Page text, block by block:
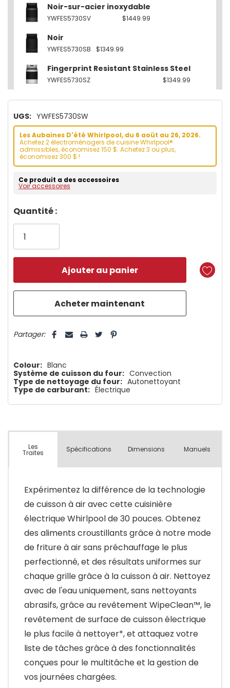
Noir-sur-acier inoxydable
YWFES5730SV $1449.99
Noir
YWFES5730SB $1349.99
Fingerprint Resistant Stainless Steel
YWFES5730SZ $1349.99
UGS: YWFES5730SW
Les Aubaines D'été Whirlpool, du 6 aoüt au 26, 2026.
Achetez 2 électroménagers de cuisine Whirlpool®
admissibles, économisez 150 $. Achetez 3 ou plus,
économisez 300 $ !
Ce produit a des accessoires
Voir accessoires
Dépêchez-
vous!
plus
Quantité :
Partager:
Colour: Blanc
Système de cuisson du four: Convection
Type de nettoyage du four: Autonettoyant
Type de carburant: Électrique
Les
Traites Spécifications Dimensions Manuels
Expérimentez la différence de la technologie
de cuisson à air avec cette cuisinière
électrique Whirlpool de 30 pouces. Obtenez
des aliments croustillants grâce à notre mode
de friture à air sans préchauffage le plus
perfectionné, et des résultats uniformes sur
chaque grille grâce à la cuisson à air. Nettoyez
avec de l'eau uniquement, sans nettoyants
abrasifs, grâce au revêtement WipeClean™, le
revêtement de surface de cuisson électrique
le plus facile à nettoyer*, et attaquez votre
liste de tâches grâce à des fonctionnalités
conçues pour le multitâche et la gestion de
vos journées chargées.